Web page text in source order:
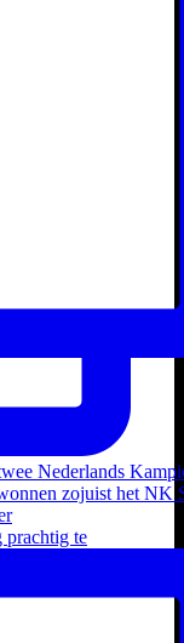
prachtig te